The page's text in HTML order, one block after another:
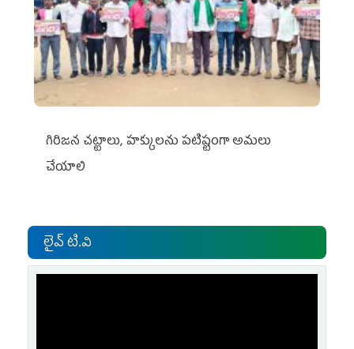
గిరిజన చట్టాలు, హక్కులను పటిష్టంగా అమలు
చేయాలి
లైవ్ టి.వి